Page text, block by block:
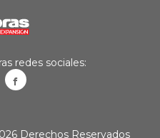
redes sociales:
Derechos Reservados